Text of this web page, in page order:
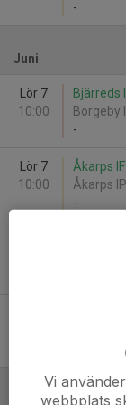
-
Juni
Lör 7
10:00
Bjärreds
Borgeby
-
Lör 7
10:00
Åkarps
Åkarps
-
Lunds
Lunds
Augusti
Vi
webbplats